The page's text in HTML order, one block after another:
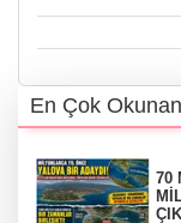
En Çok
70